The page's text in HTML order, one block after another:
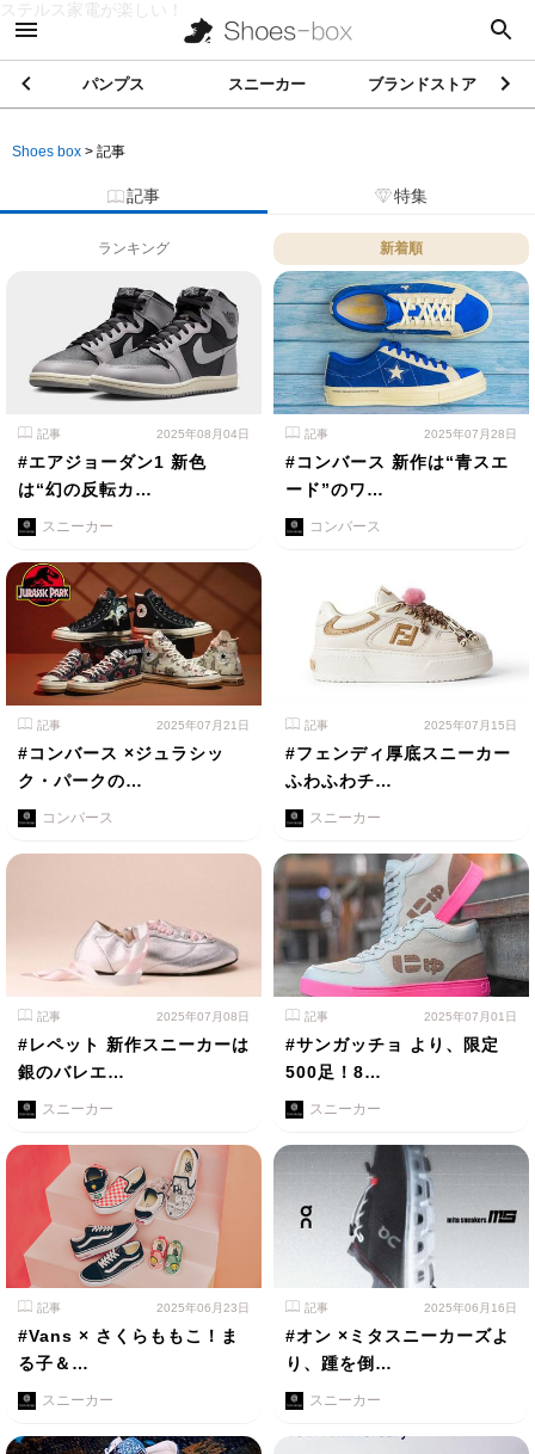
ステルス家電が楽しい！
パンプス スニーカー ブランドストア
Shoes box > 記事
記事 特集
ランキング 新着順
記事 2025年08月04日
#エアジョーダン1 新色
は“幻の反転カ…
スニーカー
記事 2025年07月28日
#コンバース 新作は“青スエ
ード”のワ…
コンバース
記事 2025年07月21日
#コンバース ×ジュラシッ
ク・パークの…
コンバース
記事 2025年07月15日
#フェンディ厚底スニーカー
ふわふわチ…
スニーカー
記事 2025年07月08日
#レペット 新作スニーカーは
銀のバレエ…
スニーカー
記事 2025年07月01日
#サンガッチョ より、限定
500足！8…
スニーカー
記事 2025年06月23日
#Vans × さくらももこ！ま
る子＆…
スニーカー
記事 2025年06月16日
#オン ×ミタスニーカーズよ
り、踵を倒…
スニーカー